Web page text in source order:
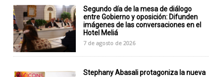
Segundo día de la mesa de diálogo
entre Gobierno y oposición: Difunden
imágenes de las conversaciones en el
Hotel Meliá
7 de agosto de 2026
Stephany Abasali protagoniza la nueva